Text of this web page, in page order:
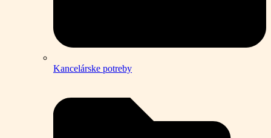
Kancelárske potreby